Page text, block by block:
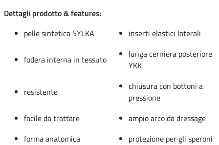
Dettagli prodotto & features:
pelle sintetica SYLKA
inserti elastici laterali
fodera interna in tessuto
lunga cerniera posteriore
YKK
resistente
chiusura con bottoni a
pressione
facile da trattare
ampio arco da dressage
forma anatomica
protezione per gli speroni